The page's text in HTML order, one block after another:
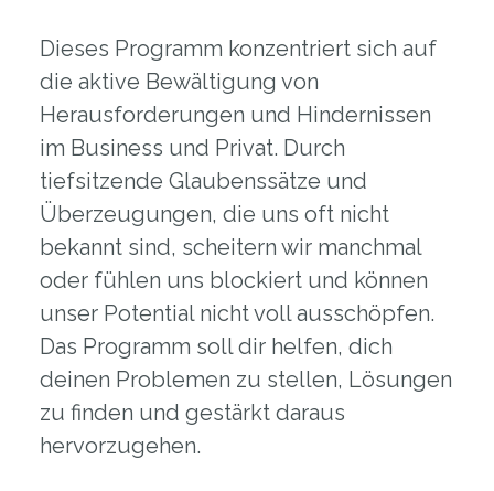
Dieses Programm konzentriert sich auf
die aktive Bewältigung von
Herausforderungen und Hindernissen
im Business und Privat. Durch
tiefsitzende Glaubenssätze und
Überzeugungen, die uns oft nicht
bekannt sind, scheitern wir manchmal
oder fühlen uns blockiert und können
unser Potential nicht voll ausschöpfen.
Das Programm soll dir helfen, dich
deinen Problemen zu stellen, Lösungen
zu finden und gestärkt daraus
hervorzugehen.